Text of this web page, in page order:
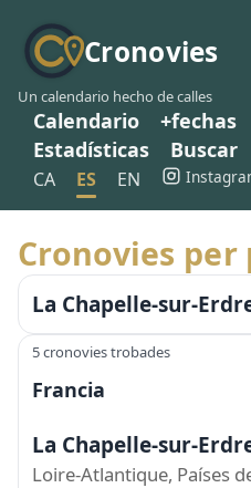
Cronovies
Un calendario hecho de calles
Calendario +fechas
Estadísticas
Buscar
CA ES EN
Cronovies per
La Chapelle-sur-
5 cronovies trobades
Francia
La Chapelle-sur-
Loire-Atlantique, Países